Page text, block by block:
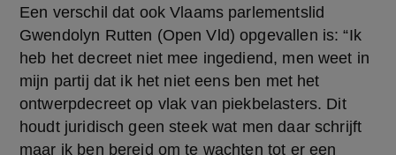
Een verschil dat ook Vlaams parlementslid
Gwendolyn Rutten (Open Vld) opgevallen is: “Ik
heb het decreet niet mee ingediend, men weet in
mijn partij dat ik het niet eens ben met het
ontwerpdecreet op vlak van piekbelasters. Dit
houdt juridisch geen steek wat men daar schrijft
maar ik ben bereid om te wachten tot er een